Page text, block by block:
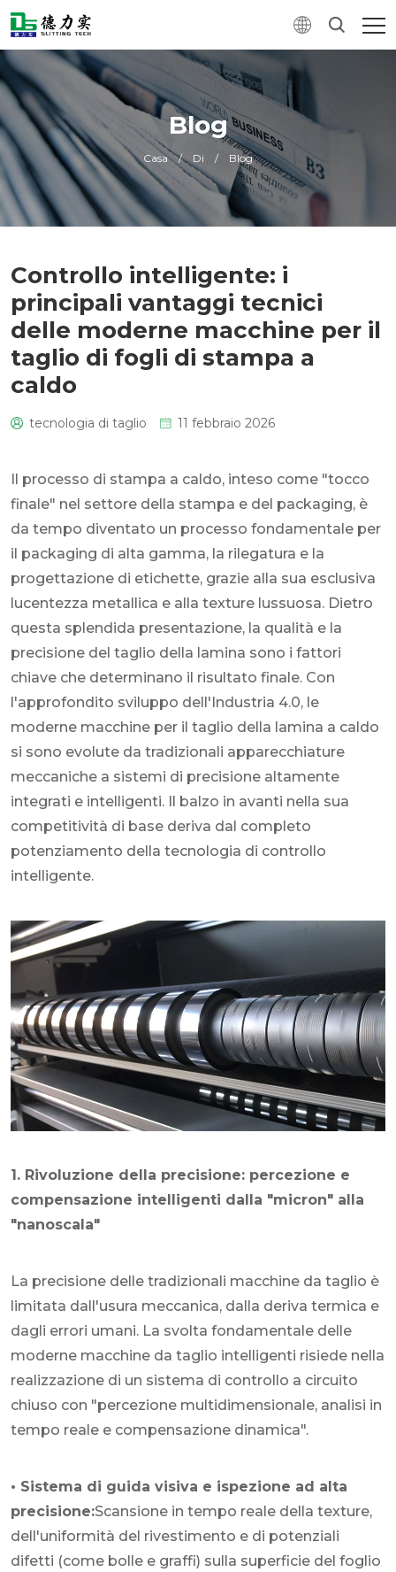
Blog
Casa / Di / Blog
Controllo intelligente: i
principali vantaggi tecnici
delle moderne macchine per il
taglio di fogli di stampa a
caldo
tecnologia di taglio 11 febbraio 2026
Il processo di stampa a caldo, inteso come "tocco
finale" nel settore della stampa e del packaging, è
da tempo diventato un processo fondamentale per
il packaging di alta gamma, la rilegatura e la
progettazione di etichette, grazie alla sua esclusiva
lucentezza metallica e alla texture lussuosa. Dietro
questa splendida presentazione, la qualità e la
precisione del taglio della lamina sono i fattori
chiave che determinano il risultato finale. Con
l'approfondito sviluppo dell'Industria 4.0, le
moderne macchine per il taglio della lamina a caldo
si sono evolute da tradizionali apparecchiature
meccaniche a sistemi di precisione altamente
integrati e intelligenti. Il balzo in avanti nella sua
competitività di base deriva dal completo
potenziamento della tecnologia di controllo
intelligente.
1. Rivoluzione della precisione: percezione e
compensazione intelligenti dalla "micron" alla
"nanoscala"
La precisione delle tradizionali macchine da taglio è
limitata dall'usura meccanica, dalla deriva termica e
dagli errori umani. La svolta fondamentale delle
moderne macchine da taglio intelligenti risiede nella
realizzazione di un sistema di controllo a circuito
chiuso con "percezione multidimensionale, analisi in
tempo reale e compensazione dinamica".
• Sistema di guida visiva e ispezione ad alta
precisione:Scansione in tempo reale della texture,
dell'uniformità del rivestimento e di potenziali
difetti (come bolle e graffi) sulla superficie del foglio